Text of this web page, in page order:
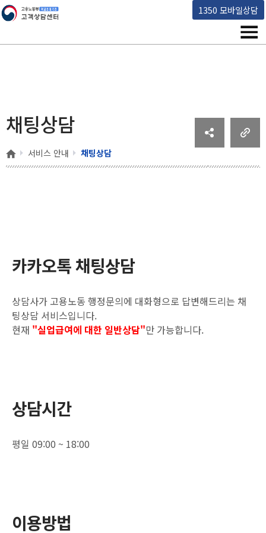
1350 모바일상담
고용노동부 책임운영기관 고객상담센터
메
채팅상담
홈 서비스 안내 채팅상담
카카오톡 채팅상담
상담사가 고용노동 행정문의에 대화형으로 답변해드리는 채
팅상담 서비스입니다.
현재 "실업급여에 대한 일반상담"만 가능합니다.
상담시간
평일 09:00 ~ 18:00
이용방법